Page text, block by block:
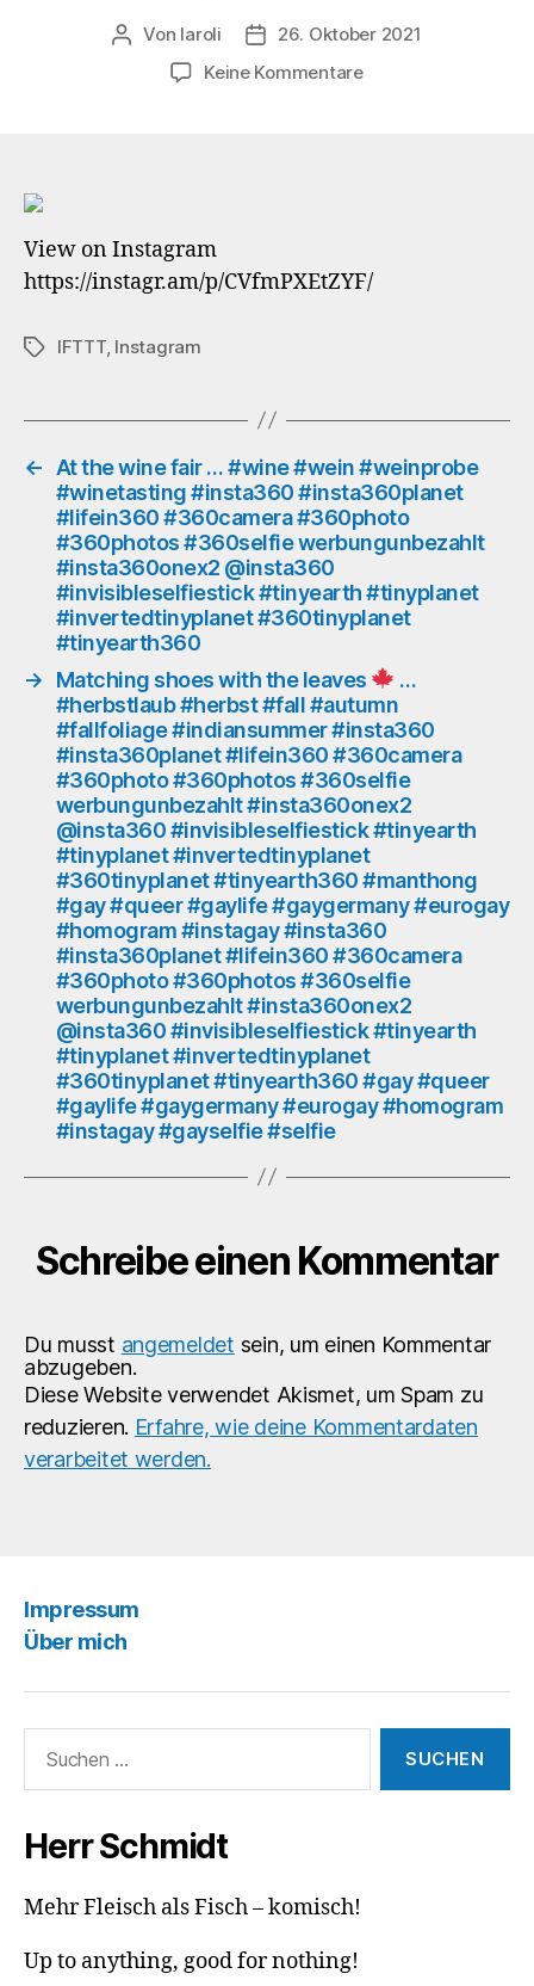
Beitragsautor
Von laroli Veröffentlichungsdatum
26. Oktober 2021
Keine Kommentarezu
#gate
#insta360
#insta360planet
#lifein360
#360camera
#360photos
#360selfie
#insta360onex2
@insta360
#invisibleselfiestick
#tinyearth
#tinyplanet
#invertedtinyplanet
#360tinyplanet
#tinyearth360
View on Instagram
https://instagr.am/p/CVfmPXEtZYF/
Schlagwörter
IFTTT, Instagram
←
At the wine fair … #wine #wein #weinprobe
#winetasting #insta360 #insta360planet
#lifein360 #360camera #360photo
#360photos #360selfie werbungunbezahlt
#insta360onex2 @insta360
#invisibleselfiestick #tinyearth #tinyplanet
#invertedtinyplanet #360tinyplanet
#tinyearth360
→
Matching shoes with the leaves
…
#herbstlaub #herbst #fall #autumn
#fallfoliage #indiansummer #insta360
#insta360planet #lifein360 #360camera
#360photo #360photos #360selfie
werbungunbezahlt #insta360onex2
@insta360 #invisibleselfiestick #tinyearth
#tinyplanet #invertedtinyplanet
#360tinyplanet #tinyearth360 #manthong
#gay #queer #gaylife #gaygermany #eurogay
#homogram #instagay #insta360
#insta360planet #lifein360 #360camera
#360photo #360photos #360selfie
werbungunbezahlt #insta360onex2
@insta360 #invisibleselfiestick #tinyearth
#tinyplanet #invertedtinyplanet
#360tinyplanet #tinyearth360 #gay #queer
#gaylife #gaygermany #eurogay #homogram
#instagay #gayselfie #selfie
Schreibe einen Kommentar
Du musst angemeldet sein, um einen Kommentar
abzugeben.
Diese Website verwendet Akismet, um Spam zu
reduzieren. Erfahre, wie deine Kommentardaten
verarbeitet werden.
Impressum
Über mich
nach:
Herr Schmidt
Mehr Fleisch als Fisch – komisch!
Up to anything, good for nothing!